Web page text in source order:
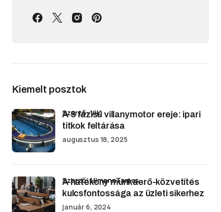
Kiemelt posztok
A 3 fázisú villanymotor ereje: ipari
titkok feltárása
Szerző: Viki
augusztus 18, 2025
A hatékony munkaerő-közvetítés
kulcsfontossága az üzleti sikerhez
Szerző: UlmannTamas
január 6, 2024